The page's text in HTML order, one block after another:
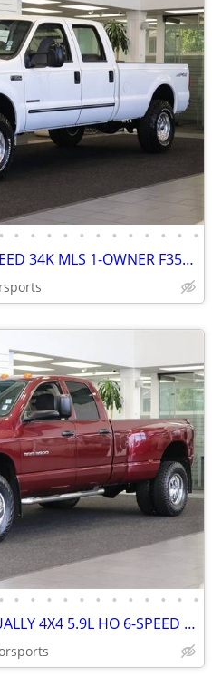
• • • • • • • • • • • • •
1999 FORD F-350 7.3L 6-SPEED 34K MLS 1-OWNER F350 F250 2000 2001 2002
• • • • • • • • • • • • •
2003 DODGE RAM 3500 DUALLY 4X4 5.9L HO 6-SPEED 1-OWNER 2004 2005 2006